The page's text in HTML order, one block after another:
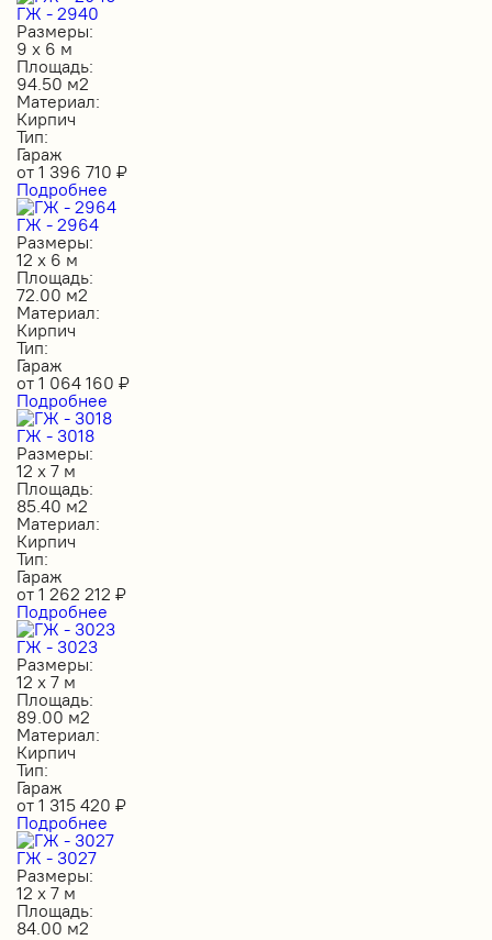
ГЖ - 2940
Размеры:
9 х 6 м
Площадь:
94.50 м2
Материал:
Кирпич
Тип:
Гараж
от 1 396 710 ₽
Подробнее
ГЖ - 2964
Размеры:
12 х 6 м
Площадь:
72.00 м2
Материал:
Кирпич
Тип:
Гараж
от 1 064 160 ₽
Подробнее
ГЖ - 3018
Размеры:
12 х 7 м
Площадь:
85.40 м2
Материал:
Кирпич
Тип:
Гараж
от 1 262 212 ₽
Подробнее
ГЖ - 3023
Размеры:
12 х 7 м
Площадь:
89.00 м2
Материал:
Кирпич
Тип:
Гараж
от 1 315 420 ₽
Подробнее
ГЖ - 3027
Размеры:
12 х 7 м
Площадь:
84.00 м2